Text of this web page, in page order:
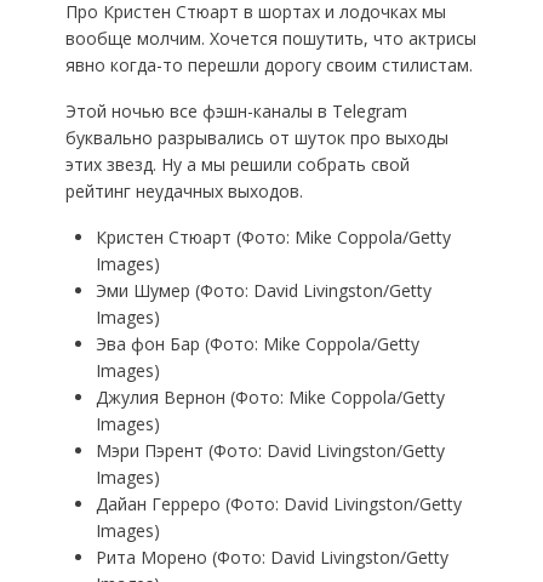
Про Кристен Стюарт в шортах и лодочках мы
вообще молчим. Хочется пошутить, что актрисы
явно когда-то перешли дорогу своим стилистам.
Этой ночью все фэшн-каналы в Telegram
буквально разрывались от шуток про выходы
этих звезд. Ну а мы решили собрать свой
рейтинг неудачных выходов.
Кристен Стюарт (Фото: Mike Coppola/Getty
Images)
Эми Шумер (Фото: David Livingston/Getty
Images)
Эва фон Бар (Фото: Mike Coppola/Getty
Images)
Джулия Вернон (Фото: Mike Coppola/Getty
Images)
Мэри Пэрент (Фото: David Livingston/Getty
Images)
Дайан Герреро (Фото: David Livingston/Getty
Images)
Рита Морено (Фото: David Livingston/Getty